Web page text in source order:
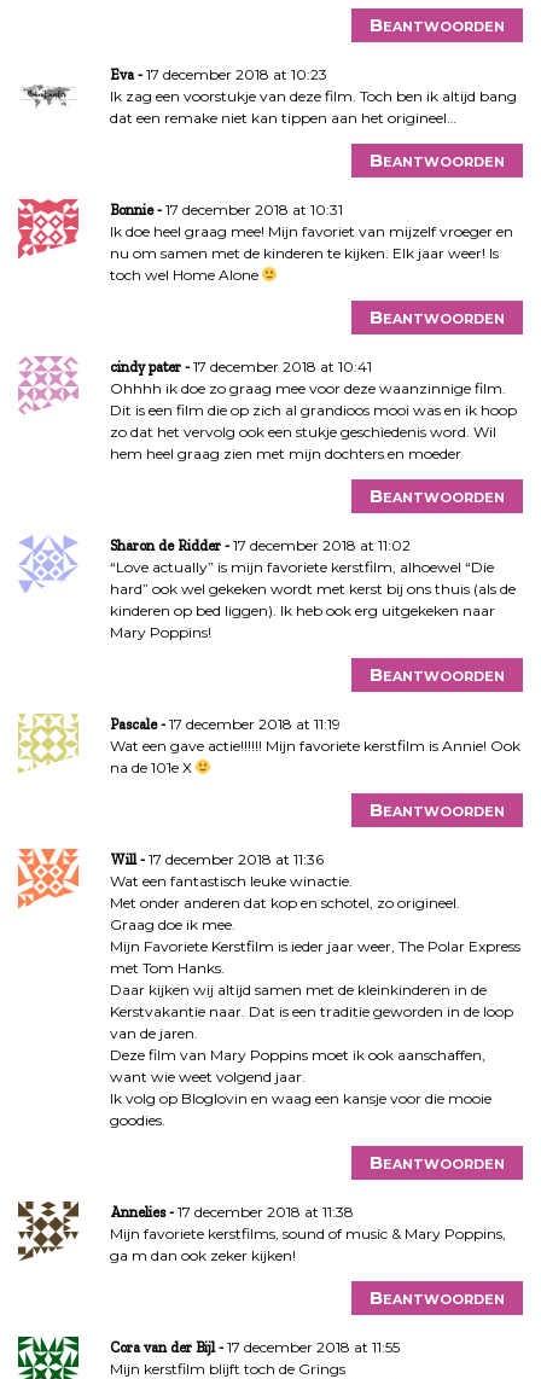
Beantwoorden
Eva
17 december 2018 at 10:23
Ik zag een voorstukje van deze film. Toch ben ik altijd bang
dat een remake niet kan tippen aan het origineel…
Beantwoorden
Bonnie
17 december 2018 at 10:31
Ik doe heel graag mee! Mijn favoriet van mijzelf vroeger en
nu om samen met de kinderen te kijken. Elk jaar weer! Is
toch wel Home Alone
Beantwoorden
cindy pater
17 december 2018 at 10:41
Ohhhh ik doe zo graag mee voor deze waanzinnige film.
Dit is een film die op zich al grandioos mooi was en ik hoop
zo dat het vervolg ook een stukje geschiedenis word. Wil
hem heel graag zien met mijn dochters en moeder
Beantwoorden
Sharon de Ridder
17 december 2018 at 11:02
“Love actually” is mijn favoriete kerstfilm, alhoewel “Die
hard” ook wel gekeken wordt met kerst bij ons thuis (als de
kinderen op bed liggen). Ik heb ook erg uitgekeken naar
Mary Poppins!
Beantwoorden
Pascale
17 december 2018 at 11:19
Wat een gave actie!!!!!! Mijn favoriete kerstfilm is Annie! Ook
na de 101e X
Beantwoorden
Will
17 december 2018 at 11:36
Wat een fantastisch leuke winactie.
Met onder anderen dat kop en schotel, zo origineel.
Graag doe ik mee.
Mijn Favoriete Kerstfilm is ieder jaar weer, The Polar Express
met Tom Hanks.
Daar kijken wij altijd samen met de kleinkinderen in de
Kerstvakantie naar. Dat is een traditie geworden in de loop
van de jaren.
Deze film van Mary Poppins moet ik ook aanschaffen,
want wie weet volgend jaar.
Ik volg op Bloglovin en waag een kansje voor die mooie
goodies.
Beantwoorden
Annelies
17 december 2018 at 11:38
Mijn favoriete kerstfilms, sound of music & Mary Poppins,
ga m dan ook zeker kijken!
Beantwoorden
Cora van der Bijl
17 december 2018 at 11:55
Mijn kerstfilm blijft toch de Grings